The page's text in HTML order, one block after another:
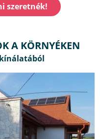
szeretnék!
A KÖRNYÉKEN